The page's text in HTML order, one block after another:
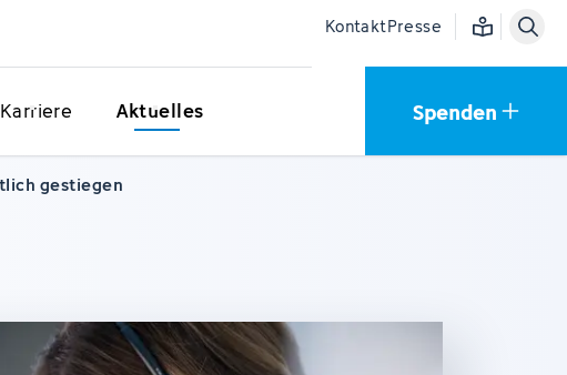
KontaktPresse Einfache
Karriere Aktuelles Spenden
gestiegen